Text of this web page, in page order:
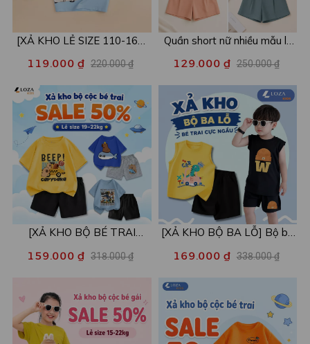
[XẢ KHO LẺ SIZE 110-160]
Áo POLO cho bé in hình nhiều
mẫu - Áo trẻ em từ 15-42kg
- Loza Kids XPL001
119.000 ₫ 220.000 ₫
Quần short nữ nhiều mẫu lẻ
size xả kho - Combo 2c chỉ
còn 99k/c - Loza XA016
129.000 ₫ 250.000 ₫
[XẢ KHO BỘ BÉ TRAI
nhiều mẫu - Quần áo bé trai
XB003
159.000 ₫ 318.000 ₫
[XẢ KHO BỘ BA LỖ] Bộ ba
size từ 15-40kg - Quần áo
bé trai - Loza Kids XABL01
169.000 ₫ 338.000 ₫